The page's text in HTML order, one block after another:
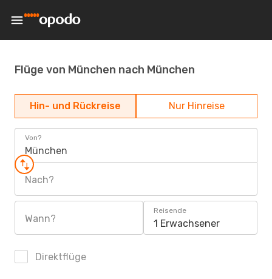
Flüge von München nach München
Hin- und Rückreise Nur Hinreise
Von?
München
Nach?
Wann?
Reisende
1 Erwachsener
Direktflüge